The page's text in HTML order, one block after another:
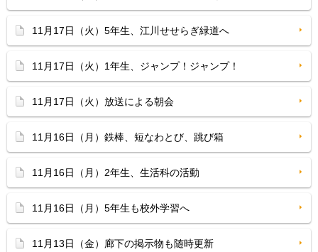
11月17日（火）5年生、江川せせらぎ緑道へ
11月17日（火）1年生、ジャンプ！ジャンプ！
11月17日（火）放送による朝会
11月16日（月）鉄棒、短なわとび、跳び箱
11月16日（月）2年生、生活科の活動
11月16日（月）5年生も校外学習へ
11月13日（金）廊下の掲示物も随時更新